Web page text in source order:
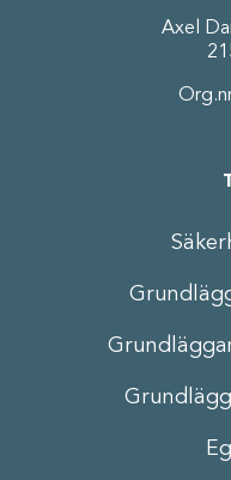
Axel